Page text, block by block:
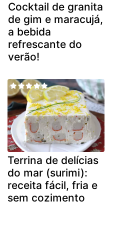
Cocktail de granita
de gim e maracujá,
a bebida
refrescante do
verão!
Terrina de delícias
do mar (surimi):
receita fácil, fria e
sem cozimento